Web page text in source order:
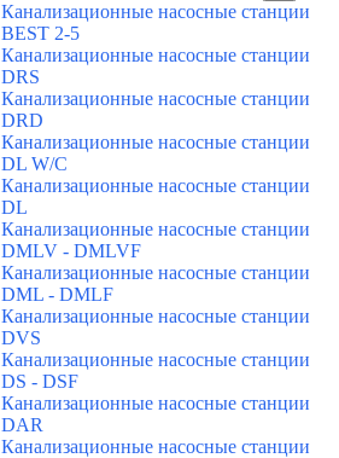
Канализационные насосные станции
BEST 2-5
Канализационные насосные станции
DRS
Канализационные насосные станции
DRD
Канализационные насосные станции
DL W/C
Канализационные насосные станции
DL
Канализационные насосные станции
DMLV - DMLVF
Канализационные насосные станции
DML - DMLF
Канализационные насосные станции
DVS
Канализационные насосные станции
DS - DSF
Канализационные насосные станции
DAR
Канализационные насосные станции